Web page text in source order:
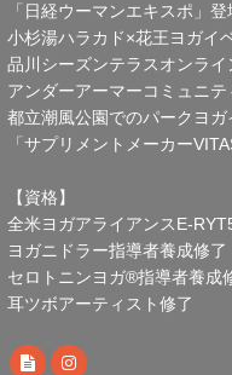
「日経ウーマンエキスポ」登
小杉湯ハラカド×花王ヨガイ
品川シーズンテラスオンライ
アンダーアーマーコミュニテ
都立潮風公園でのパークヨガ
「サプリメントメーカー
【資格】
全米ヨガアライアンスE-
ヨガニドラー指導者養成修了
セロトニンヨガ®指導者養成
耳ツボアーティスト修了